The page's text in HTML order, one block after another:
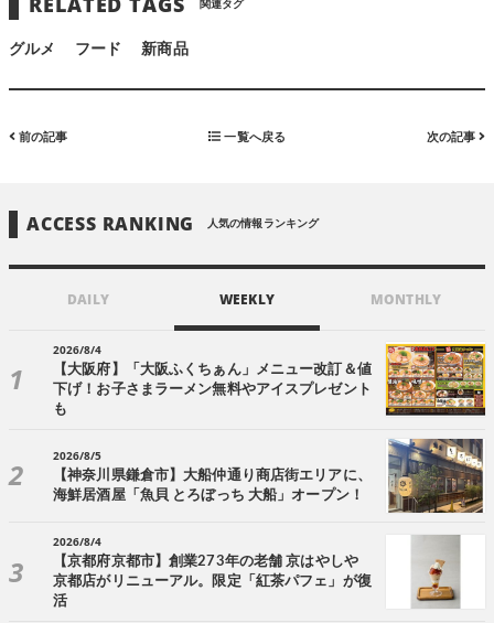
関連タグ
グルメ フード 新商品
前の記事 一覧へ戻る 次の記事
ACCESS RANKING 人気の情報ランキング
DAILY WEEKLY MONTHLY
2026/8/4
【大阪府】「大阪ふくちぁん」メニュー改訂＆値
下げ！お子さまラーメン無料やアイスプレゼント
も
2026/8/5
【神奈川県鎌倉市】大船仲通り商店街エリアに、
海鮮居酒屋「魚貝 とろぼっち 大船」オープン！
2026/8/4
【京都府京都市】創業273年の老舗 京はやしや
京都店がリニューアル。限定「紅茶パフェ」が復
活